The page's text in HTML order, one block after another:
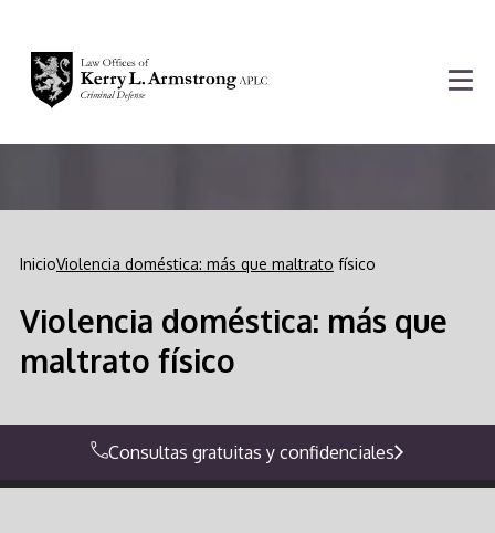
InicioViolencia doméstica: más que maltrato físico
Violencia doméstica: más que
maltrato físico
Consultas gratuitas y confidenciales